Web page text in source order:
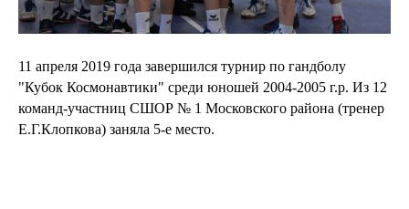
11 апреля 2019 года завершился турнир по гандболу
"Кубок Космонавтики" среди юношей 2004-2005 г.р. Из 12
команд-участниц СШОР № 1 Московского района (тренер
Е.Г.Клопкова) заняла 5-е место.